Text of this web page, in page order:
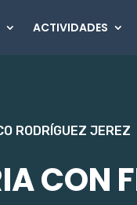
ACTIVIDADES
RODRÍGUEZ JEREZ
CON